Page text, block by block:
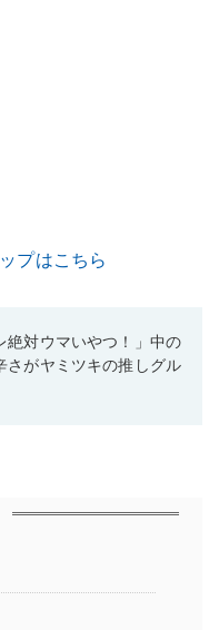
プはこちら
絶対ウマいやつ！」中の
さがヤミツキの推しグル